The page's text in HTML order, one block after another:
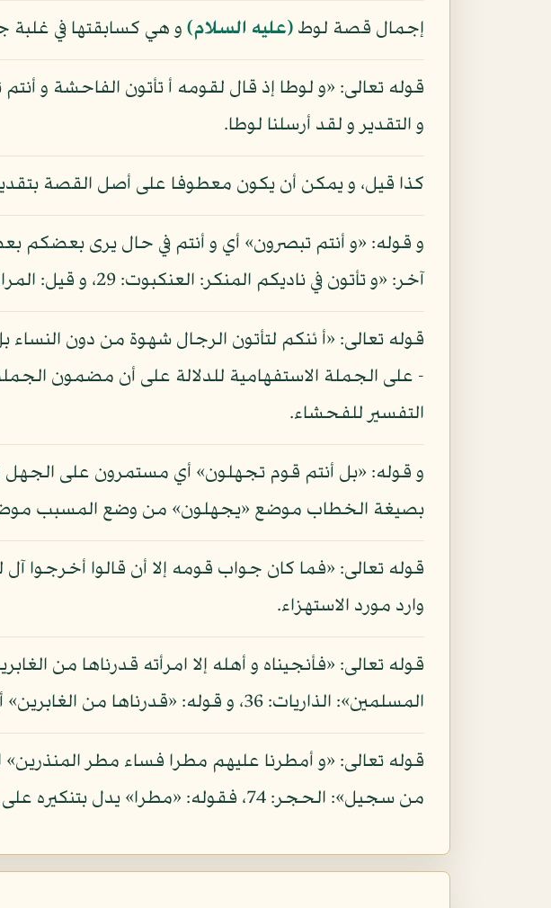
إجمال قصة لوط (عليه السلام) و هي كسابقتها في غلبة
قوله تعالى: «و لوطا إذ قال لقومه أ تأتون الفاحشة و
و التقدير و لقد أرسلنا لوطا.
كذا قيل، و يمكن أن يكون معطوفا على أصل القصة بتقدير
و قوله: «و أنتم تبصرون» أي و أنتم في حال يرى
آخر: «و تأتون في ناديكم المنكر: العنكبوت: 29، و قيل: المراد إبصار القلب و محصله العلم بالشناعة و هو بعيد.
قوله تعالى: «أ ئنكم لتأتون الرجال شهوة من دون النساء
- على الجملة الاستفهامية للدلالة على أن مضمون
التفسير للفحشاء.
و قوله: «بل أنتم قوم تجهلون» أي مستمرون على الجهل
بصيغة الخطاب موضع «يجهلون» من وضع المسبب موضع
قوله تعالى: «فما كان جواب قومه إلا أن قالوا
وارد مورد الاستهزاء.
قوله تعالى: «فأنجيناه و أهله إلا امرأته قدرناها من
المسلمين»: الذاريات: 36، و قوله: «قدرناها من الغابرين» أي جعلناها من الباقين في العذاب.
قوله تعالى: «و أمطرنا عليهم مطرا فساء مطر
من سجيل»: الحجر: 74، فقوله: «مطرا» يدل بتنكيره على النوعية أي أنزلنا عليهم مطرا له نبأ عظيم.